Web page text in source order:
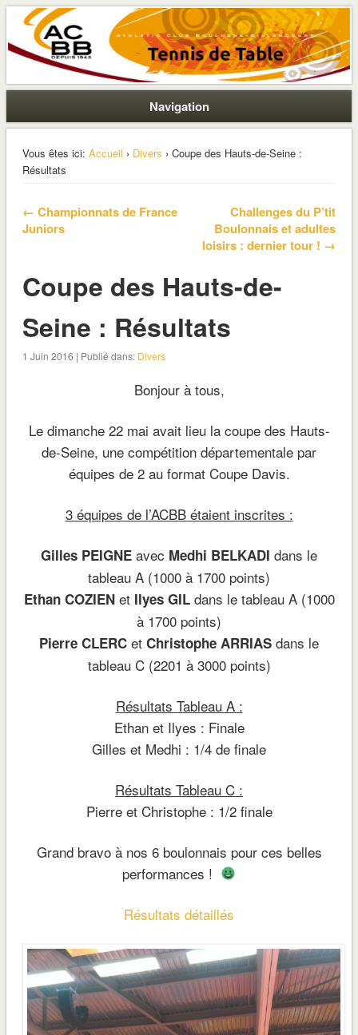
ACBB – Tennis de Table
La section ping de Boulogne
Navigation
Vous êtes ici: Accueil › Divers › Coupe des Hauts-de-Seine :
Résultats
← Championnats de France
Juniors
Challenges du P’tit
Boulonnais et adultes
loisirs : dernier tour ! →
Coupe des Hauts-de-
Seine : Résultats
1 Juin 2016 | Publié dans: Divers
Bonjour à tous,
Le dimanche 22 mai avait lieu la coupe des Hauts-
de-Seine, une compétition départementale par
équipes de 2 au format Coupe Davis.
3 équipes de l’ACBB étaient inscrites :
Gilles PEIGNE avec Medhi BELKADI dans le
tableau A (1000 à 1700 points)
Ethan COZIENet Ilyes GILdans le tableau A (1000
à 1700 points)
Pierre CLERC et Christophe ARRIAS dans le
tableau C (2201 à 3000 points)
Résultats Tableau A :
Ethan et Ilyes : Finale
Gilles et Medhi : 1/4 de finale
Résultats Tableau C :
Pierre et Christophe : 1/2 finale
Grand bravo à nos 6 boulonnais pour ces belles
performances !
Résultats détaillés